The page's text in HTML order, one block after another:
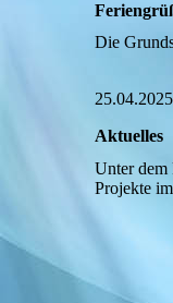
Die
Aktuelles
Unter dem
Projekte